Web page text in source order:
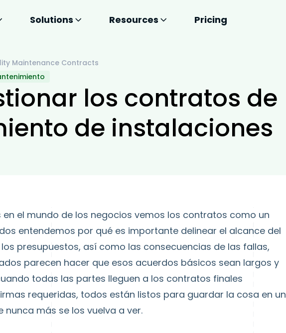
Solutions Resources Pricing
Maintenance Contracts
los contratos de
de instalaciones
el mundo de los negocios vemos los contratos como un
entendemos por qué es importante delinear el alcance del
presupuestos, así como las consecuencias de las fallas,
parecen hacer que esos acuerdos básicos sean largos y
todas las partes lleguen a los contratos finales
requeridas, todos están listos para guardar la cosa en un
nunca más se los vuelva a ver.